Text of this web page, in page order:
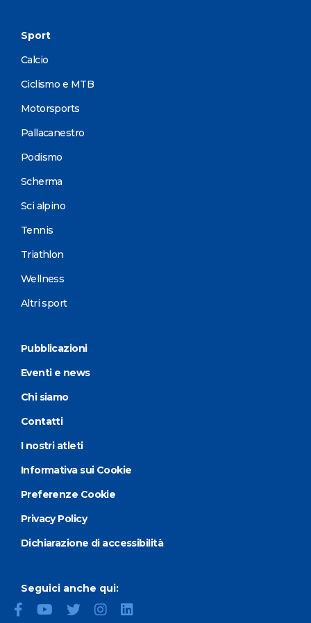
Sport
Calcio
Ciclismo e MTB
Motorsports
Pallacanestro
Podismo
Scherma
Sci alpino
Tennis
Triathlon
Wellness
Altri sport
Pubblicazioni
Eventi e news
Chi siamo
Contatti
I nostri atleti
Informativa sui Cookie
Preferenze Cookie
Privacy Policy
Dichiarazione di accessibilità
Seguici anche qui: